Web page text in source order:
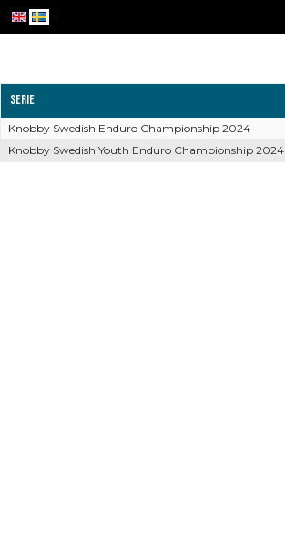
Serie
Knobby Swedish Enduro Championship 2024
Knobby Swedish Youth Enduro Championship 2024